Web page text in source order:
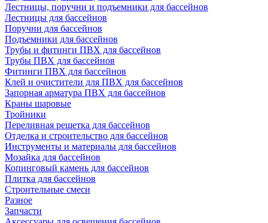
Лестницы, поручни и подъемники для бассейнов
Лестницы для бассейнов
Поручни для бассейнов
Подъемники для бассейнов
Трубы и фитинги ПВХ для бассейнов
Трубы ПВХ для бассейнов
Фитинги ПВХ для бассейнов
Клей и очистители для ПВХ для бассейнов
Запорная арматура ПВХ для бассейнов
Краны шаровые
Тройники
Переливная решетка для бассейнов
Отделка и строительство для бассейнов
Инструменты и материалы для бассейнов
Мозайка для бассейнов
Копинговый камень для бассейнов
Плитка для бассейнов
Строительные смеси
Разное
Запчасти